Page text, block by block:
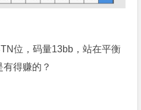
位，码量13bb，站在平衡
得赚的？